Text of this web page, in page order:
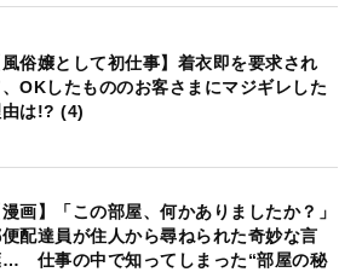
風俗嬢として初仕事】着衣即を要求され
OKしたもののお客さまにマジギレした
は!? (4)
漫画】「この部屋、何かありましたか？」
配達員が住人から尋ねられた奇妙な言
仕事の中で知ってしまった“部屋の秘